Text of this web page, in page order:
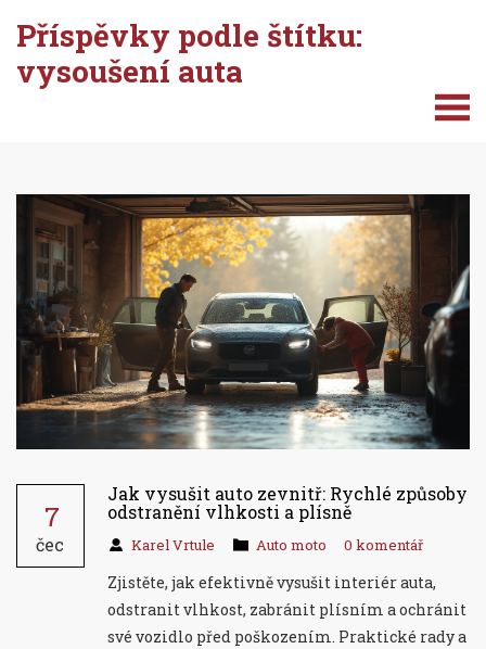
Příspěvky podle štítku:
vysoušení auta
7
čec
Jak vysušit auto zevnitř: Rychlé způsoby
odstranění vlhkosti a plísně
Karel Vrtule Auto moto 0 komentář
Zjistěte, jak efektivně vysušit interiér auta,
odstranit vlhkost, zabránit plísním a ochránit
své vozidlo před poškozením. Praktické rady a